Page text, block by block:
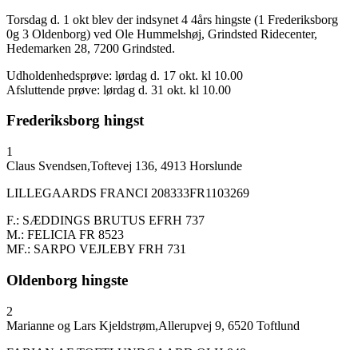
Torsdag d. 1 okt blev der indsynet 4 4års hingste (1 Frederiksborg
0g 3 Oldenborg) ved Ole Hummelshøj, Grindsted Ridecenter,
Hedemarken 28, 7200 Grindsted.
Udholdenhedsprøve: lørdag d. 17 okt. kl 10.00
Afsluttende prøve: lørdag d. 31 okt. kl 10.00
Frederiksborg hingst
1
Claus Svendsen,Toftevej 136, 4913 Horslunde
LILLEGAARDS FRANCI 208333FR1103269
F.: SÆDDINGS BRUTUS EFRH 737
M.: FELICIA FR 8523
MF.: SARPO VEJLEBY FRH 731
Oldenborg hingste
2
Marianne og Lars Kjeldstrøm,Allerupvej 9, 6520 Toftlund